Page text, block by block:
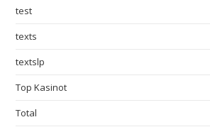
test
texts
textslp
Top Kasinot
Total